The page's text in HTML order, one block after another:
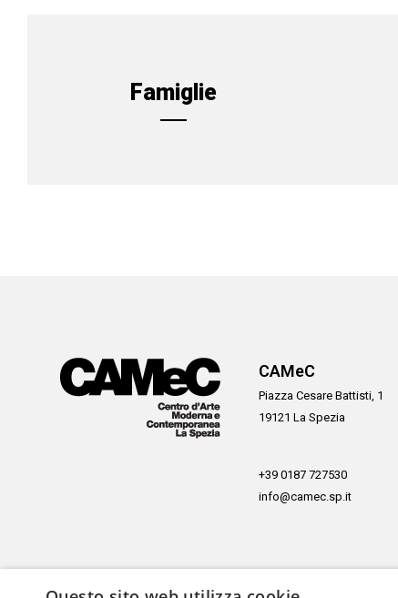
Famiglie
CAMeC
Piazza Cesare Battisti, 1
19121 La Spezia
+39 0187 727530
info@camec.sp.it